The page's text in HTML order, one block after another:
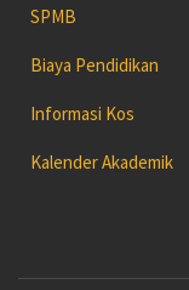
SPMB
Biaya Pendidikan
Informasi Kos
Kalender Akademik